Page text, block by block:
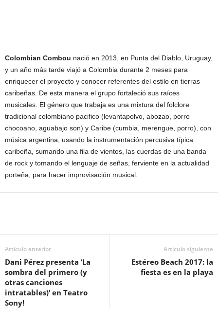
Colombian Combou nació en 2013, en Punta del Diablo, Uruguay,
y un año más tarde viajó a Colombia durante 2 meses para
enriquecer el proyecto y conocer referentes del estilo en tierras
caribeñas. De esta manera el grupo fortaleció sus raíces
musicales. El género que trabaja es una mixtura del folclore
tradicional colombiano pacifico (levantapolvo, abozao, porro
chocoano, aguabajo son) y Caribe (cumbia, merengue, porro), con
música argentina, usando la instrumentación percusiva típica
caribeña, sumando una fila de vientos, las cuerdas de una banda
de rock y tomando el lenguaje de señas, ferviente en la actualidad
porteña, para hacer improvisación musical.
Artículo anterior
Dani Pérez presenta ‘La
sombra del primero (y
otras canciones
intratables)’ en Teatro
Sony!
Artículo siguiente
Estéreo Beach 2017: la
fiesta es en la playa